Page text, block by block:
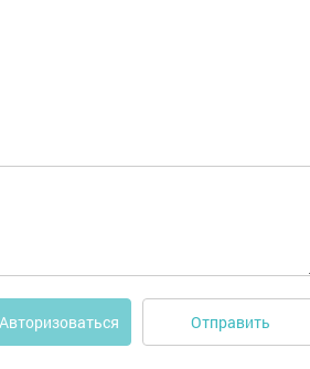
Авторизоваться Отправить